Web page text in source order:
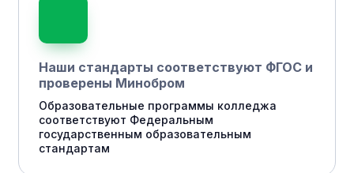
Наши стандарты соответствуют ФГОС и
проверены Минобром
Образовательные программы колледжа
соответствуют Федеральным
государственным образовательным
стандартам